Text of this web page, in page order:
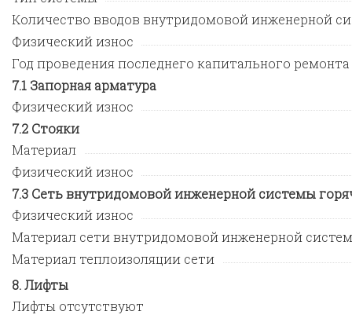
Количество вводов внутридомовой инженерной
Физический износ
Год проведения последнего капитального ремонта
Запорная арматура
Физический износ
Стояки
Материал
Физический износ
Сеть внутридомовой инженерной системы
Физический износ
Материал сети внутридомовой инженерной
Материал теплоизоляции сети
Лифты
Лифты отсутствуют